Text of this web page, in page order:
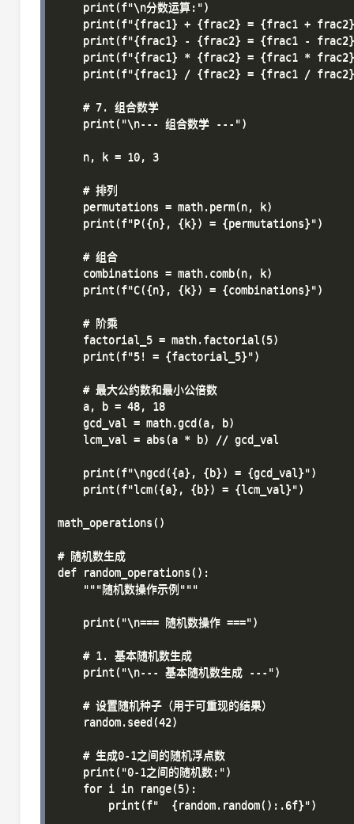
    print(f"\n分数运算:")
print(f"{frac1} + {frac2} = {frac1 +
print(f"{frac1} - {frac2} = {frac1 -
print(f"{frac1} * {frac2} = {frac1 *
print(f"{frac1} / {frac2} = {frac1 /
    # 7. 组合数学
    print("\n--- 组合数学 ---")
    n, k = 10, 3
    # 排列
    permutations = math.perm(n, k)
    print(f"P({n}, {k}) = {permutations}")
    # 组合
    combinations = math.comb(n, k)
    print(f"C({n}, {k}) = {combinations}")
    # 阶乘
    factorial_5 = math.factorial(5)
    print(f"5! = {factorial_5}")
    # 最大公约数和最小公倍数
    a, b = 48, 18
    gcd_val = math.gcd(a, b)
    lcm_val = abs(a * b) // gcd_val
    print(f"\ngcd({a}, {b}) = {gcd_val}")
    print(f"lcm({a}, {b}) = {lcm_val}")
math_operations()
# 随机数生成
def random_operations():
    """随机数操作示例"""
    print("\n=== 随机数操作 ===")
    # 1. 基本随机数生成
    print("\n--- 基本随机数生成 ---")
    # 设置随机种子（用于可重现的结果）
    random.seed(42)
    # 生成0-1之间的随机浮点数
    print("0-1之间的随机数:")
    for i in range(5):
        print(f"  {random.random():.6f}")